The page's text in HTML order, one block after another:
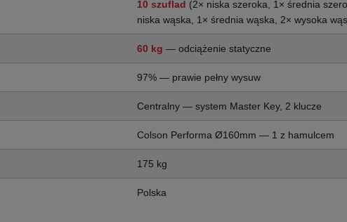
10 szuflad (2× niska szeroka, 1× średnia
niska wąska, 1× średnia wąska, 2× wysoka
60 kg — odciążenie statyczne
97% — prawie pełny wysuw
Centralny — system Master Key, 2 klucze
Colson Performa Ø160mm — 1 z hamulcem
175 kg
Polska